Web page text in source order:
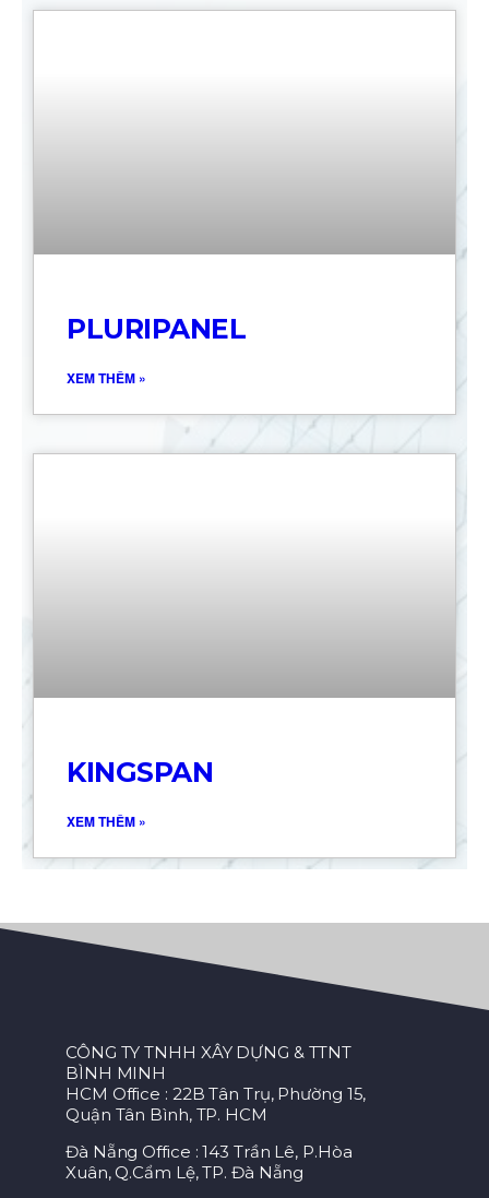
PLURIPANEL
XEM THÊM »
KINGSPAN
XEM THÊM »
CÔNG TY TNHH XÂY DỰNG & TTNT
BÌNH MINH
HCM Office : 22B Tân Trụ, Phường 15,
Quận Tân Bình, TP. HCM
Đà Nẵng Office : 143 Trần Lê, P.Hòa
Xuân, Q.Cẩm Lệ, TP. Đà Nẵng